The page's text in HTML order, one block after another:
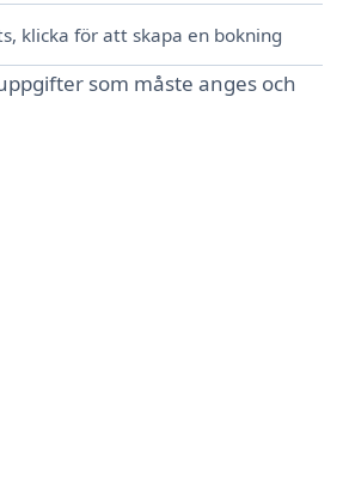
klicka för att skapa en bokning
som måste anges och